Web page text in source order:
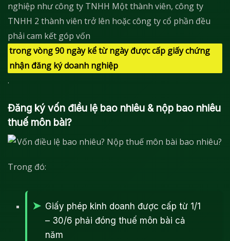
nghiệp như công ty TNHH Một thành viên, công ty
TNHH 2 thành viên trở lên hoặc công ty cổ phần đều
phải cam kết góp vốn
trong vòng 90 ngày kể từ ngày được cấp giấy chứng
nhận đăng ký doanh nghiệp
.
Đăng ký vốn điều lệ bao nhiêu & nộp bao nhiêu
thuế môn bài?
Trong đó:
Giấy phép kinh doanh được cấp từ 1/1
– 30/6 phải đóng thuế môn bài cả
năm